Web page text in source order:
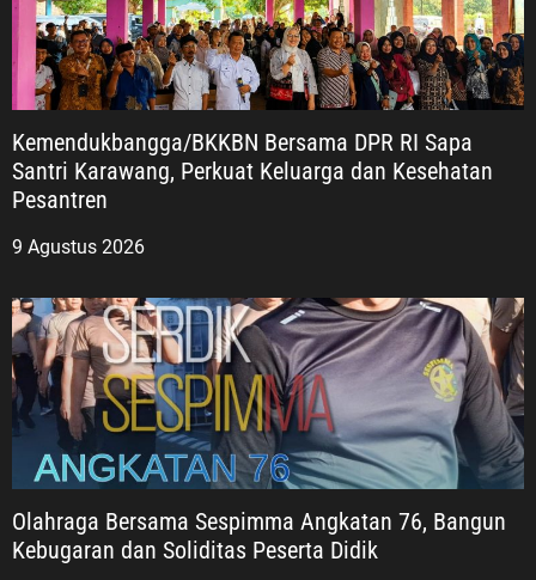
Kemendukbangga/BKKBN Bersama DPR RI Sapa
Santri Karawang, Perkuat Keluarga dan Kesehatan
Pesantren
9 Agustus 2026
Olahraga Bersama Sespimma Angkatan 76, Bangun
Kebugaran dan Soliditas Peserta Didik